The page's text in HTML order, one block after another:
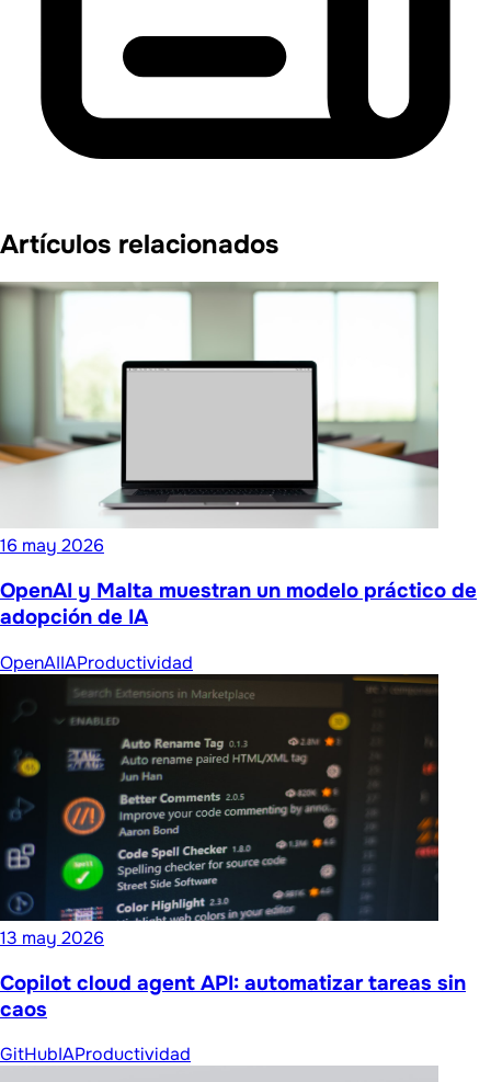
Artículos relacionados
16 may 2026
OpenAI y Malta muestran un modelo práctico de
adopción de IA
OpenAIIAProductividad
13 may 2026
Copilot cloud agent API: automatizar tareas sin
caos
GitHubIAProductividad